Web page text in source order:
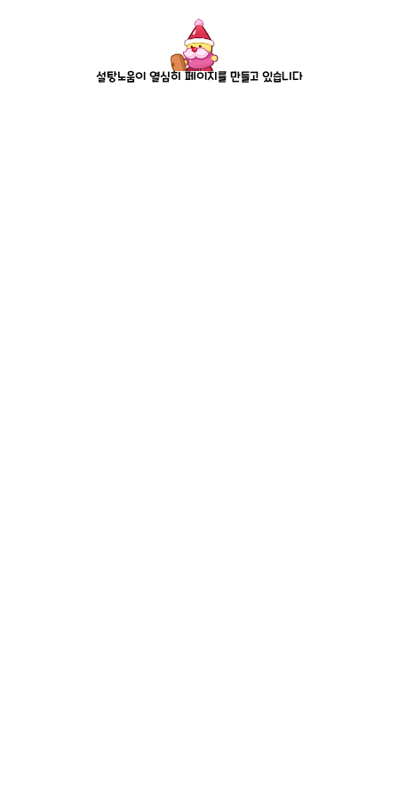
설탕노움이 열심히 페이지를 만들고 있습니다